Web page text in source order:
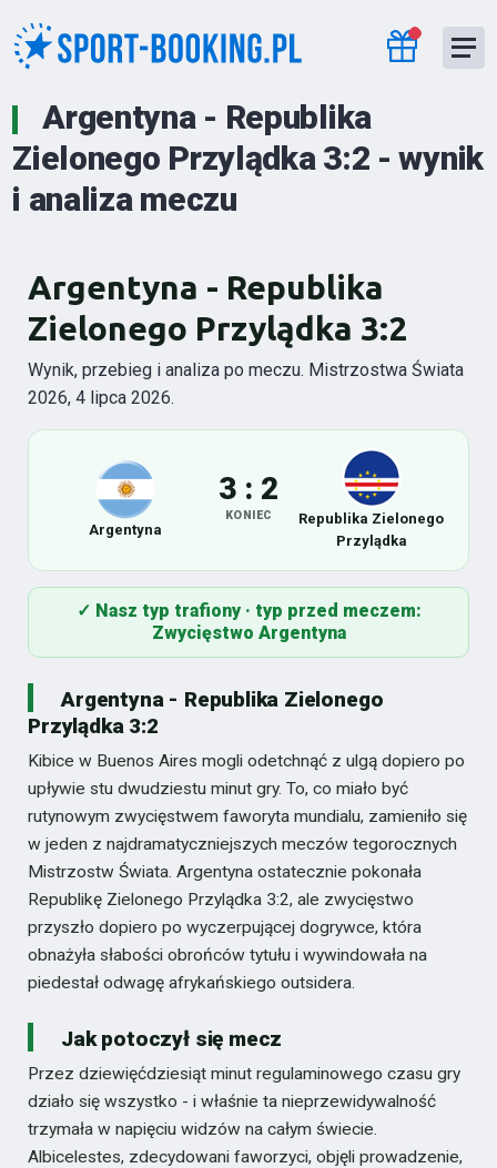
Argentyna - Republika
Zielonego Przylądka 3:2 - wynik
i analiza meczu
Argentyna - Republika
Zielonego Przylądka 3:2
Wynik, przebieg i analiza po meczu. Mistrzostwa Świata
2026, 4 lipca 2026.
Argentyna
3 : 2
KONIEC
Republika Zielonego
Przylądka
✓ Nasz typ trafiony · typ przed meczem:
Zwycięstwo Argentyna
Argentyna - Republika Zielonego
Przylądka 3:2
Kibice w Buenos Aires mogli odetchnąć z ulgą dopiero po
upływie stu dwudziestu minut gry. To, co miało być
rutynowym zwycięstwem faworyta mundialu, zamieniło się
w jeden z najdramatyczniejszych meczów tegorocznych
Mistrzostw Świata. Argentyna ostatecznie pokonała
Republikę Zielonego Przylądka 3:2, ale zwycięstwo
przyszło dopiero po wyczerpującej dogrywce, która
obnażyła słabości obrońców tytułu i wywindowała na
piedestał odwagę afrykańskiego outsidera.
Jak potoczył się mecz
Przez dziewięćdziesiąt minut regulaminowego czasu gry
działo się wszystko - i właśnie ta nieprzewidywalność
trzymała w napięciu widzów na całym świecie.
Albicelestes, zdecydowani faworzyci, objęli prowadzenie,